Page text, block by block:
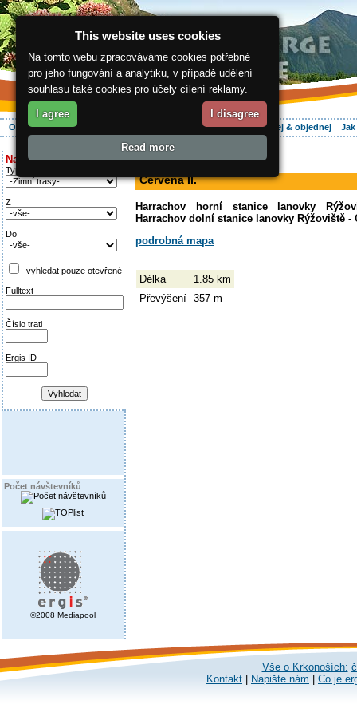
O regionu Aktivně Ubytování Hledej & objednej
Najděte si:
Typ trati
Z
Do
vyhledat pouze otevřené
Fulltext
Číslo trati
Ergis ID
Počet návštevníků
©2008 Mediapool
ergis.cz>
Červená II.
Harrachov horní stanice lanovky
Harrachov dolní stanice lanovky Rýžoviště -
podrobná mapa
Délka
1.85 km
Převýšení 357 m
Vše o Krkonoších:
Kontakt
Napište nám Co je
This website uses cookies
Na tomto webu zpracováváme cookies potřebné
pro jeho fungování a analytiku, v případě udělení
souhlasu také cookies pro účely cílení reklamy.
I agree I disagree
Read more